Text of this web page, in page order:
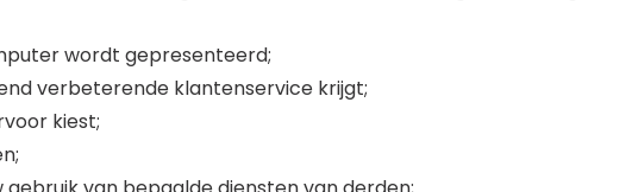
wordt gepresenteerd;
verbeterende klantenservice krijgt;
kiest;